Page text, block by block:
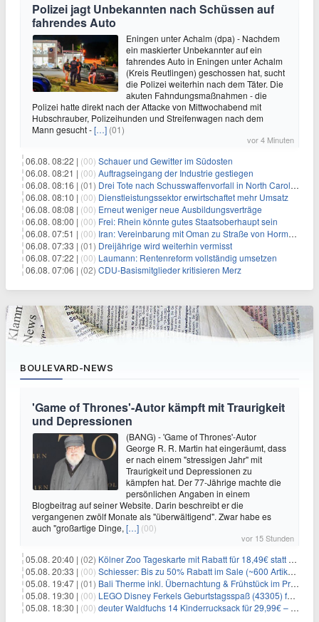
Polizei jagt Unbekannten nach Schüssen auf
fahrendes Auto
Eningen unter Achalm (dpa) - Nachdem
ein maskierter Unbekannter auf ein
fahrendes Auto in Eningen unter Achalm
(Kreis Reutlingen) geschossen hat, sucht
die Polizei weiterhin nach dem Täter. Die
akuten Fahndungsmaßnahmen - die
Polizei hatte direkt nach der Attacke von Mittwochabend mit
Hubschrauber, Polizeihunden und Streifenwagen nach dem
Mann gesucht -[…] (01)
vor 4 Minuten
06.08. 08:22 | (00) Schauer und Gewitter im Südosten
06.08. 08:21 | (00) Auftragseingang der Industrie gestiegen
06.08. 08:16 | (01) Drei Tote nach Schusswaffenvorfall in North Carolina
06.08. 08:10 | (00) Dienstleistungssektor erwirtschaftet mehr Umsatz
06.08. 08:08 | (00) Erneut weniger neue Ausbildungsverträge
06.08. 08:00 | (00) Frei: Rhein könnte gutes Staatsoberhaupt sein
06.08. 07:51 | (00) Iran: Vereinbarung mit Oman zu Straße von Hormus fast fertig
06.08. 07:33 | (01) Dreijährige wird weiterhin vermisst
06.08. 07:22 | (00) Laumann: Rentenreform vollständig umsetzen
06.08. 07:06 | (02) CDU-Basismitglieder kritisieren Merz
BOULEVARD-NEWS
'Game of Thrones'-Autor kämpft mit Traurigkeit
und Depressionen
(BANG) - 'Game of Thrones'-Autor
George R. R. Martin hat eingeräumt, dass
er nach einem "stressigen Jahr" mit
Traurigkeit und Depressionen zu
kämpfen hat. Der 77-Jährige machte die
persönlichen Angaben in einem
Blogbeitrag auf seiner Website. Darin beschreibt er die
vergangenen zwölf Monate als "überwältigend". Zwar habe es
auch "großartige Dinge,[…] (00)
vor 15 Stunden
05.08. 20:40 | (02) Kölner Zoo Tageskarte mit Rabatt für 18,49€ statt 29,50€ – einlösbar bis Dezember
05.08. 20:33 | (00) Schiesser: Bis zu 50% Rabatt im Sale (~600 Artikel zur Auswahl)
05.08. 19:47 | (01) Bali Therme inkl. Übernachtung & Frühstück im Premium Hotel (Bad Oeynhausen) ab 89€ p.P.
05.08. 19:30 | (00) LEGO Disney Ferkels Geburtstagsspaß (43305) für 29,10€
05.08. 18:30 | (00) deuter Waldfuchs 14 Kinderrucksack für 29,99€ – Amber-maple